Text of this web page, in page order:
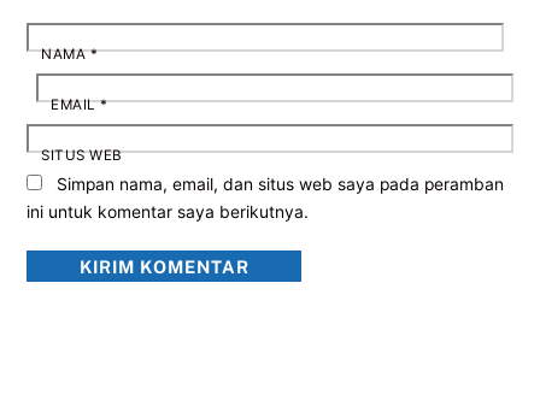
NAMA*
EMAIL*
SITUS WEB
Simpan nama, email, dan situs web saya pada peramban
ini untuk komentar saya berikutnya.